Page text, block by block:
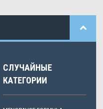
СЛУЧАЙНЫЕ
КАТЕГОРИИ